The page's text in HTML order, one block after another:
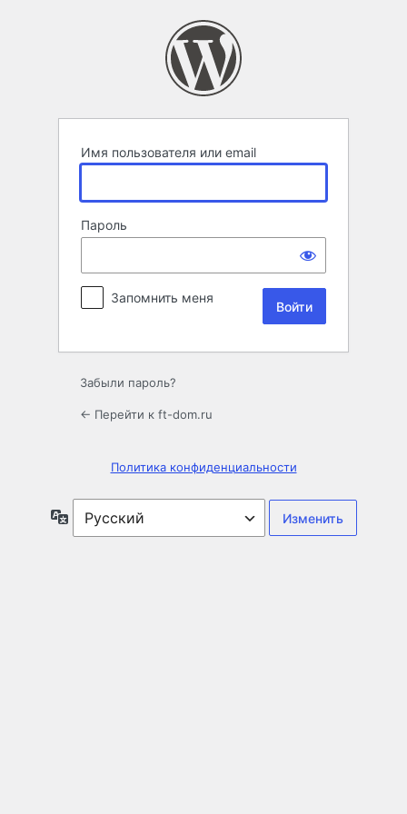
Имя пользователя или email
Пароль
Запомнить меня
Забыли пароль?
← Перейти к ft-dom.ru
Политика конфиденциальности
Язык